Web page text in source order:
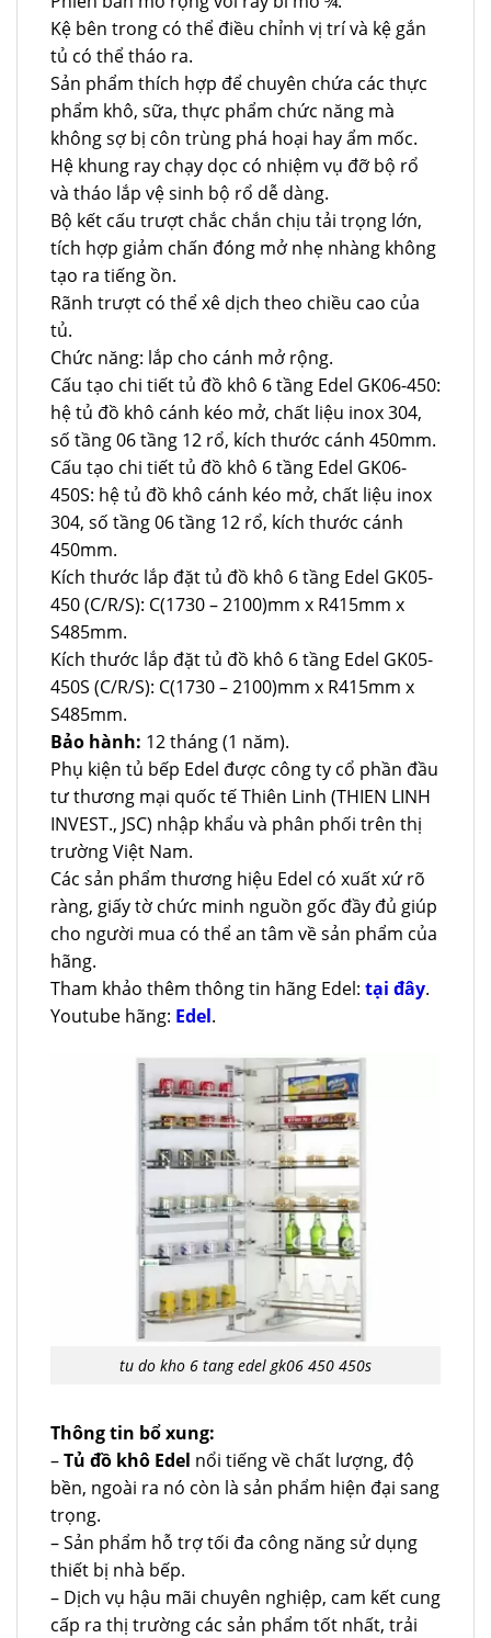
Kệ bên trong có thể điều chỉnh vị trí và kệ gắn
tủ có thể tháo ra.
Sản phẩm thích hợp để chuyên chứa các thực
phẩm khô, sữa, thực phẩm chức năng mà
không sợ bị côn trùng phá hoại hay ẩm mốc.
Hệ khung ray chạy dọc có nhiệm vụ đỡ bộ rổ
và tháo lắp vệ sinh bộ rổ dễ dàng.
Bộ kết cấu trượt chắc chắn chịu tải trọng lớn,
tích hợp giảm chấn đóng mở nhẹ nhàng không
tạo ra tiếng ồn.
Rãnh trượt có thể xê dịch theo chiều cao của
tủ.
Chức năng: lắp cho cánh mở rộng.
Cấu tạo chi tiết tủ đồ khô 6 tầng Edel GK06-450:
hệ tủ đồ khô cánh kéo mở, chất liệu inox 304,
số tầng 06 tầng 12 rổ, kích thước cánh 450mm.
Cấu tạo chi tiết tủ đồ khô 6 tầng Edel GK06-
450S: hệ tủ đồ khô cánh kéo mở, chất liệu inox
304, số tầng 06 tầng 12 rổ, kích thước cánh
450mm.
Kích thước lắp đặt tủ đồ khô 6 tầng Edel GK05-
450 (C/R/S): C(1730 – 2100)mm x R415mm x
S485mm.
Kích thước lắp đặt tủ đồ khô 6 tầng Edel GK05-
450S (C/R/S): C(1730 – 2100)mm x R415mm x
S485mm.
Bảo hành: 12 tháng (1 năm).
Phụ kiện tủ bếp Edel được công ty cổ phần đầu
tư thương mại quốc tế Thiên Linh (THIEN LINH
INVEST., JSC) nhập khẩu và phân phối trên thị
trường Việt Nam.
Các sản phẩm thương hiệu Edel có xuất xứ rõ
ràng, giấy tờ chức minh nguồn gốc đầy đủ giúp
cho người mua có thể an tâm về sản phẩm của
hãng.
Tham khảo thêm thông tin hãng Edel: tại đây.
Youtube hãng: Edel.
tu do kho 6 tang edel gk06 450 450s
Thông tin bổ xung:
–Tủ đồ khô Edel nổi tiếng về chất lượng, độ
bền, ngoài ra nó còn là sản phẩm hiện đại sang
trọng.
– Sản phẩm hỗ trợ tối đa công năng sử dụng
thiết bị nhà bếp.
– Dịch vụ hậu mãi chuyên nghiệp, cam kết cung
cấp ra thị trường các sản phẩm tốt nhất, trải